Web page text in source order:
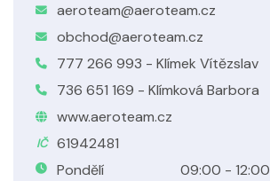
aeroteam@aeroteam.cz
obchod@aeroteam.cz
777 266 993 - Klímek Vítězslav
736 651 169 - Klímková Barbora
www.aeroteam.cz
IČ
61942481
Pondělí
09:00 - 12:00